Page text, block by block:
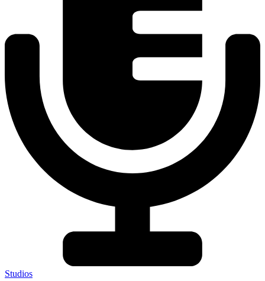
Studios